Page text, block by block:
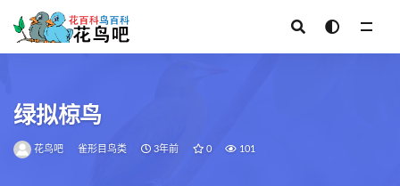
绿拟椋鸟
花鸟吧 雀形目鸟类 3年前 0 101